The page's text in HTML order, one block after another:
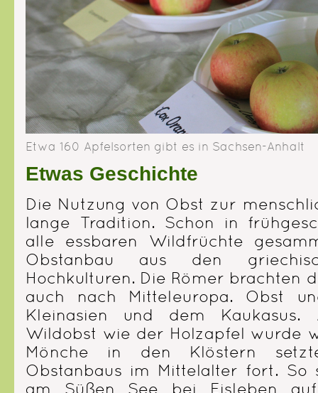
Etwa 160 Apfelsorten gibt es in Sachsen-Anhalt
Etwas Geschichte
Die Nutzung von Obst zur
lange Tradition. Schon in
alle essbaren Wildfrüchte
Obstanbau aus den
Hochkulturen. Die Römer brachten
auch nach Mitteleuropa. Obst
Kleinasien und dem Kaukasus.
Wildobst wie der Holzapfel wurde
Mönche in den Klöstern
Obstanbaus im Mittelalter fort. So
am Süßen See bei Eisleben auf